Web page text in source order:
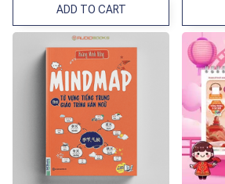
ADD TO CART